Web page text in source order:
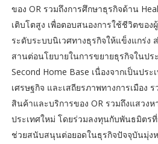
ของ OR รวมถึงการศึกษาธุรกิจด้าน
เติบโตสูง เพื่อตอบสนองการใช้ชีวิตขอ
ระดับระบบนิเวศทางธุรกิจให้แข็งแกร่ง
สานต่อนโยบายในการขยายธุรกิจในป
Second Home Base เนื่องจากเป็นประ
เศรษฐกิจ และเสถียรภาพทางการเมือง
สินค้าและบริการของ OR รวมถึงแสวงห
ประเทศใหม่ โดยร่วมลงทุนกับพันธมิตร
ช่วยสนับสนุนต่อยอดในธุรกิจปัจจุบันมุ่ง